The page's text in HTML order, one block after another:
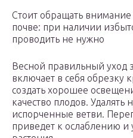
Стоит обращать внимание
почве: при наличии
проводить не нужно
Весной правильный уход
включает в себя обрезку
создать хорошее
качество плодов. Удалять
испорченные ветви.
приведет к ослаблению и